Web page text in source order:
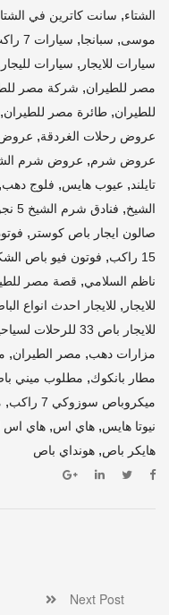
الشتاء, سانت كاترين في
موسى, سبانجا, سيارات 7 راكب
سيارات للايجار , سيارات لليجار
مصر للطيران, شركة مصر
للطيران, طائرة مصر للطيران,
عروض رحلات الغردقة,
عروض شرم, عروض شرم
تايلند, عيوب هايس, فلوج دهب,
الشيخ, فنادق شرم الشيخ 5 نجوم
صالون ايجار باص كوستر ,
15 راكب
,
ناظم السلامي, قصة مصر
للايجار , للايجار احدث انواع
للايجار باص 33 للرحلات لسياحية
مزارات دهب, مصر الطيران,
مطار بانكوك, مطلوب ميني
ميكروباص سوزوكي 7 راكب ,
نيوتا هايس, هاي اس, هاي اس
هايكر باص, هونداي باص
Next Post